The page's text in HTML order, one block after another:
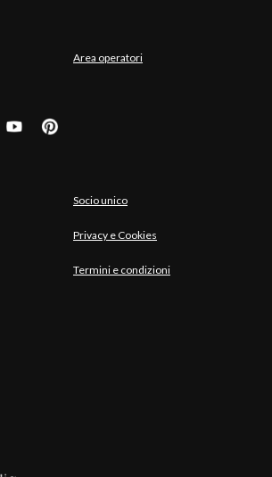
Area operatori
Socio unico
Privacy e Cookies
Termini e condizioni